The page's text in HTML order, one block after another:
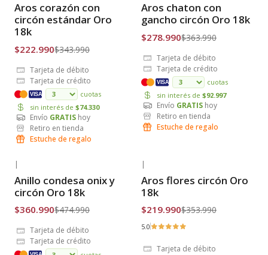
Envío Gratis
Aros corazón con
circón estándar Oro
18k
$222.990$343.990
Tarjeta de débito
Tarjeta de crédito
VISA
cuotas
sin interés de $74.330
Envío GRATIS hoy
Retiro en tienda
Estuche de regalo
Envío Gratis
Aros chaton con
gancho circón Oro 18k
$278.990$363.990
Tarjeta de débito
Tarjeta de crédito
VISA
cuotas
sin interés de $92.997
Envío GRATIS hoy
Retiro en tienda
Estuche de regalo
Envío Gratis
|
Anillo condesa onix y
circón Oro 18k
$360.990$474.990
Tarjeta de débito
Tarjeta de crédito
Envío Gratis
|
Aros flores circón Oro
18k
$219.990$353.990
5.0
Tarjeta de débito